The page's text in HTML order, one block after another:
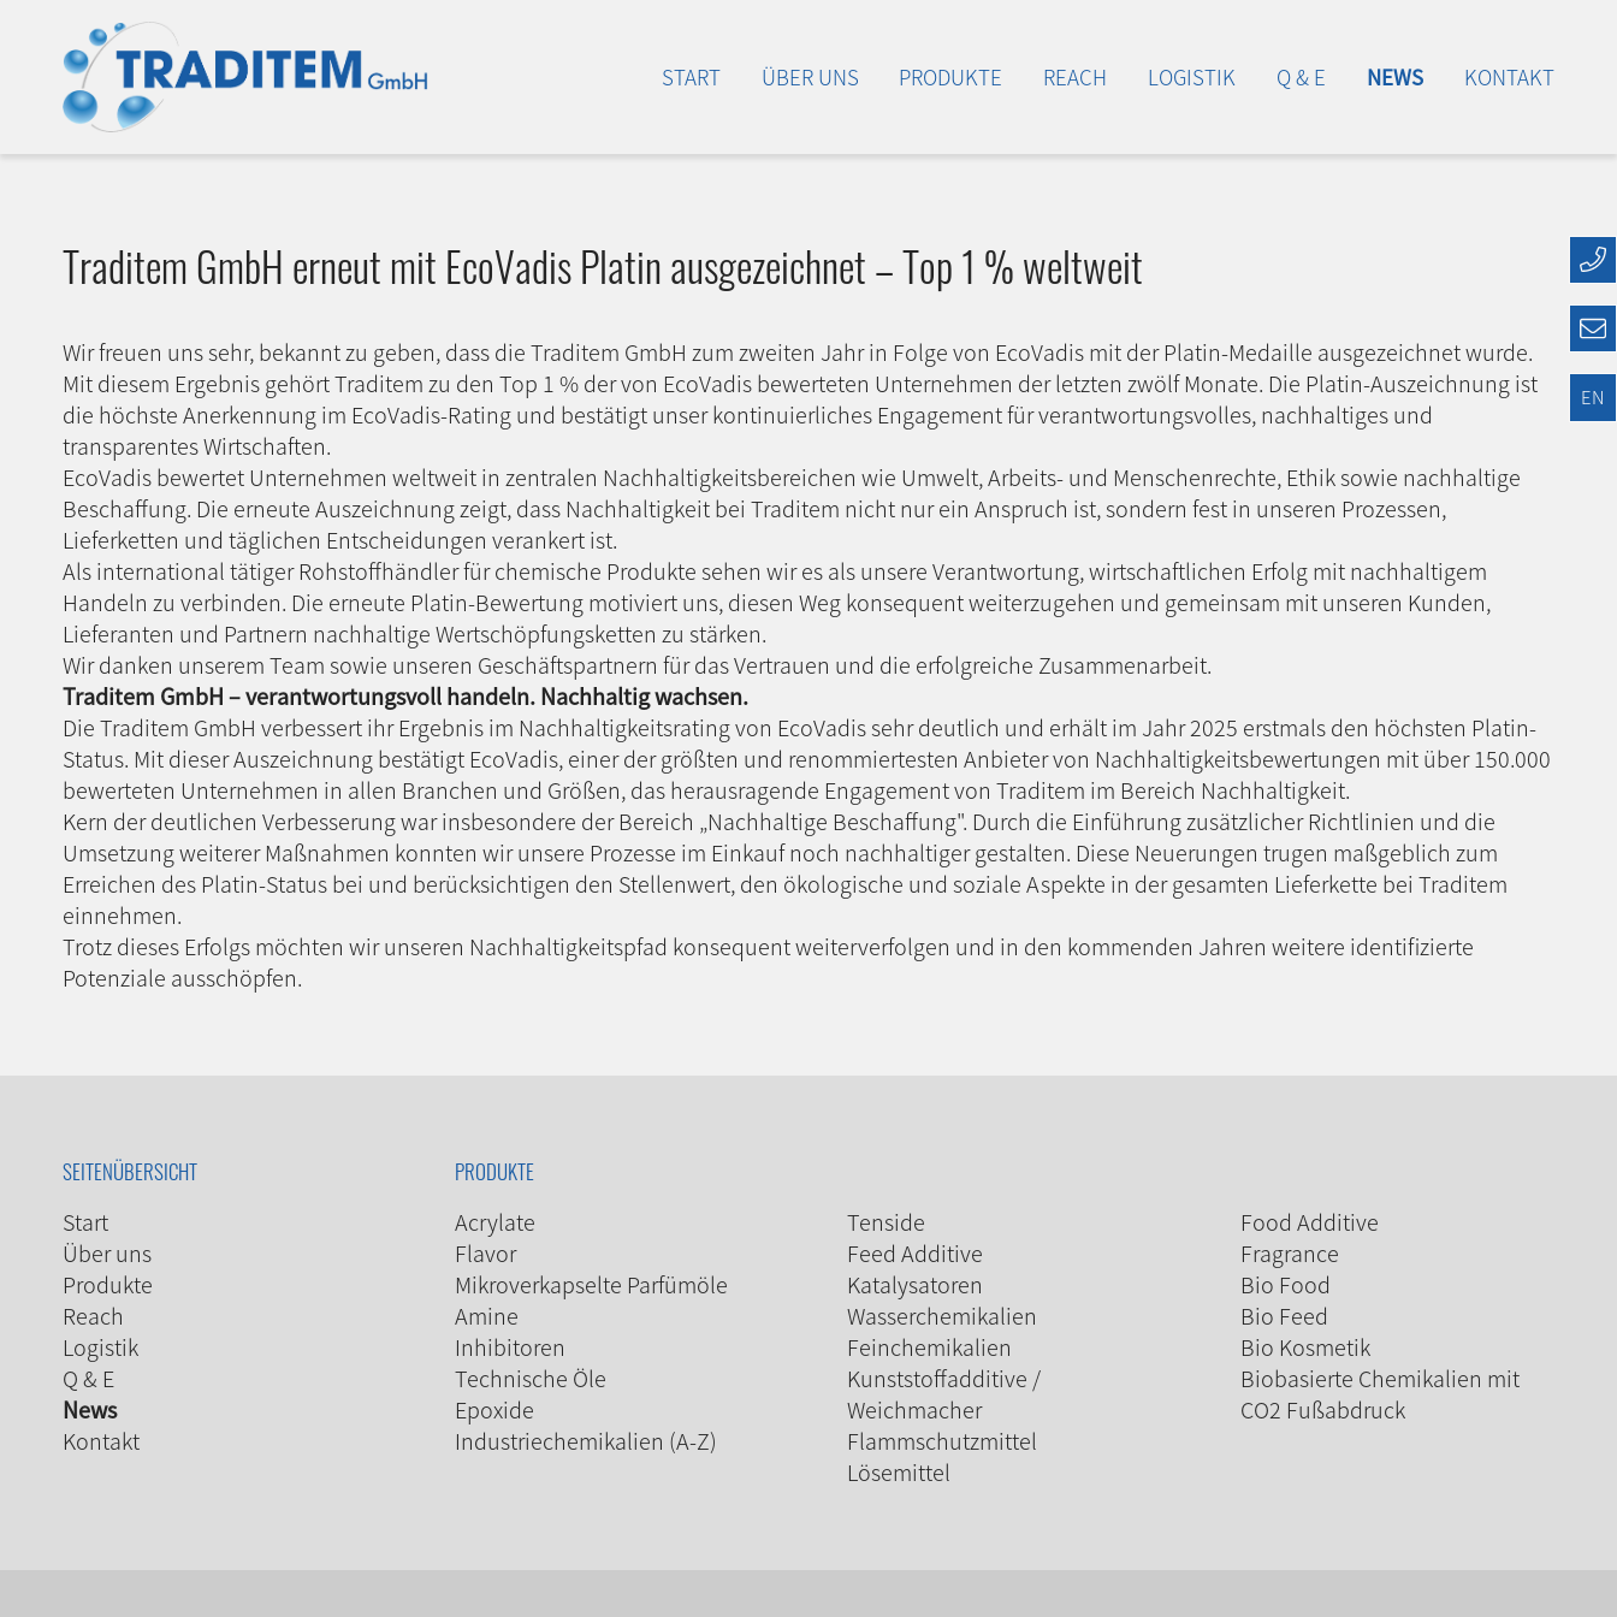
START ÜBER UNS PRODUKTE REACH LOGISTIK Q & E NEWS KONTAKT
EN
Traditem GmbH erneut mit EcoVadis Platin ausgezeichnet – Top 1 % weltweit
Wir freuen uns sehr, bekannt zu geben, dass die Traditem GmbH zum zweiten Jahr in Folge von EcoVadis mit der Platin-Medaille ausgezeichnet wurde.
Mit diesem Ergebnis gehört Traditem zu den Top 1 % der von EcoVadis bewerteten Unternehmen der letzten zwölf Monate. Die Platin-Auszeichnung ist
die höchste Anerkennung im EcoVadis-Rating und bestätigt unser kontinuierliches Engagement für verantwortungsvolles, nachhaltiges und
transparentes Wirtschaften.
EcoVadis bewertet Unternehmen weltweit in zentralen Nachhaltigkeitsbereichen wie Umwelt, Arbeits- und Menschenrechte, Ethik sowie nachhaltige
Beschaffung. Die erneute Auszeichnung zeigt, dass Nachhaltigkeit bei Traditem nicht nur ein Anspruch ist, sondern fest in unseren Prozessen,
Lieferketten und täglichen Entscheidungen verankert ist.
Als international tätiger Rohstoffhändler für chemische Produkte sehen wir es als unsere Verantwortung, wirtschaftlichen Erfolg mit nachhaltigem
Handeln zu verbinden. Die erneute Platin-Bewertung motiviert uns, diesen Weg konsequent weiterzugehen und gemeinsam mit unseren Kunden,
Lieferanten und Partnern nachhaltige Wertschöpfungsketten zu stärken.
Wir danken unserem Team sowie unseren Geschäftspartnern für das Vertrauen und die erfolgreiche Zusammenarbeit.
Traditem GmbH – verantwortungsvoll handeln. Nachhaltig wachsen.
Die Traditem GmbH verbessert ihr Ergebnis im Nachhaltigkeitsrating von EcoVadis sehr deutlich und erhält im Jahr 2025 erstmals den höchsten Platin-
Status. Mit dieser Auszeichnung bestätigt EcoVadis, einer der größten und renommiertesten Anbieter von Nachhaltigkeitsbewertungen mit über 150.000
bewerteten Unternehmen in allen Branchen und Größen, das herausragende Engagement von Traditem im Bereich Nachhaltigkeit.
Kern der deutlichen Verbesserung war insbesondere der Bereich „Nachhaltige Beschaffung". Durch die Einführung zusätzlicher Richtlinien und die
Umsetzung weiterer Maßnahmen konnten wir unsere Prozesse im Einkauf noch nachhaltiger gestalten. Diese Neuerungen trugen maßgeblich zum
Erreichen des Platin-Status bei und berücksichtigen den Stellenwert, den ökologische und soziale Aspekte in der gesamten Lieferkette bei Traditem
einnehmen.
Trotz dieses Erfolgs möchten wir unseren Nachhaltigkeitspfad konsequent weiterverfolgen und in den kommenden Jahren weitere identifizierte
Potenziale ausschöpfen.
SEITENÜBERSICHT
Start
Über uns
Produkte
Reach
Logistik
Q & E
News
Kontakt
PRODUKTE
Acrylate
Flavor
Mikroverkapselte Parfümöle
Amine
Inhibitoren
Technische Öle
Epoxide
Industriechemikalien (A-Z)
Tenside
Feed Additive
Katalysatoren
Wasserchemikalien
Feinchemikalien
Kunststoffadditive /
Weichmacher
Flammschutzmittel
Lösemittel
Food Additive
Fragrance
Bio Food
Bio Feed
Bio Kosmetik
Biobasierte Chemikalien mit
CO2 Fußabdruck